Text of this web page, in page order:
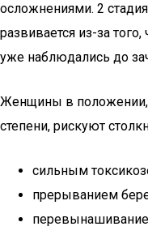
осложнениями. 2
развивается из-за
уже наблюдались до
Женщины в положении,
степени, рискуют
сильным
прерыванием